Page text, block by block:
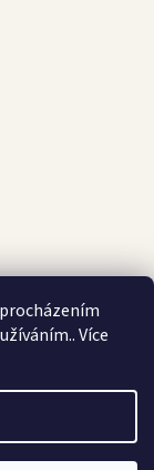
Více